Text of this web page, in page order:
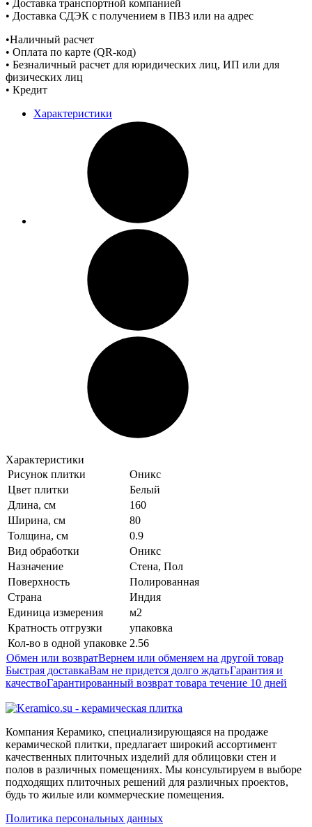
• Доставка транспортной компанией
• Доставка СДЭК с получением в ПВЗ или на адрес
•Наличный расчет
• Оплата по карте (QR-код)
• Безналичный расчет для юридических лиц, ИП или для
физических лиц
• Кредит
Характеристики
Характеристики
Рисунок плитки
Оникс
Цвет плитки
Белый
Длина, см
160
Ширина, см
80
Толщина, см
0.9
Вид обработки
Оникс
Назначение
Стена, Пол
Поверхность
Полированная
Страна
Индия
Единица измерения
м2
Кратность отгрузки
упаковка
Кол-во в одной упаковке 2.56
Обмен или возвратВернем или обменяем на другой товар
Быстрая доставкаВам не придется долго ждатьГарантия и
качествоГарантированный возврат товара течение 10 дней
Компания Керамико, специализирующаяся на продаже
керамической плитки, предлагает широкий ассортимент
качественных плиточных изделий для облицовки стен и
полов в различных помещениях. Мы консультируем в выборе
подходящих плиточных решений для различных проектов,
будь то жилые или коммерческие помещения.
Политика персональных данных